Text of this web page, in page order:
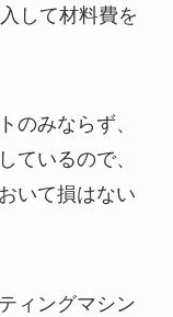
して材料費を
のみならず、
ているので、
いて損はない
ィングマシン